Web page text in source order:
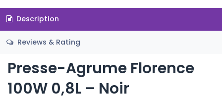
Description
Reviews & Rating
Presse-Agrume Florence
100W 0,8L – Noir